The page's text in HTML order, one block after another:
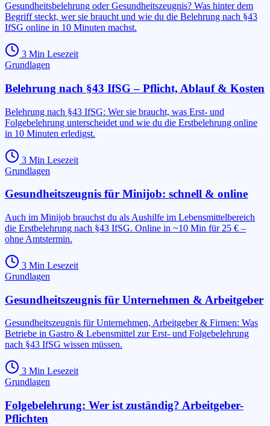
Gesundheitsbelehrung oder Gesundheitszeugnis? Was hinter dem
Begriff steckt, wer sie braucht und wie du die Belehrung nach §43
IfSG online in 10 Minuten machst.
3 Min Lesezeit
Grundlagen
Belehrung nach §43 IfSG – Pflicht, Ablauf & Kosten
Belehrung nach §43 IfSG: Wer sie braucht, was Erst- und
Folgebelehrung unterscheidet und wie du die Erstbelehrung online
in 10 Minuten erledigst.
3 Min Lesezeit
Grundlagen
Gesundheitszeugnis für Minijob: schnell & online
Auch im Minijob brauchst du als Aushilfe im Lebensmittelbereich
die Erstbelehrung nach §43 IfSG. Online in ~10 Min für 25 € –
ohne Amtstermin.
3 Min Lesezeit
Grundlagen
Gesundheitszeugnis für Unternehmen & Arbeitgeber
Gesundheitszeugnis für Unternehmen, Arbeitgeber & Firmen: Was
Betriebe in Gastro & Lebensmittel zur Erst- und Folgebelehrung
nach §43 IfSG wissen müssen.
3 Min Lesezeit
Grundlagen
Folgebelehrung: Wer ist zuständig? Arbeitgeber-
Pflichten